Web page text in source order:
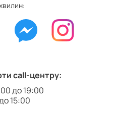
call-центру:
до 19:00
15:00